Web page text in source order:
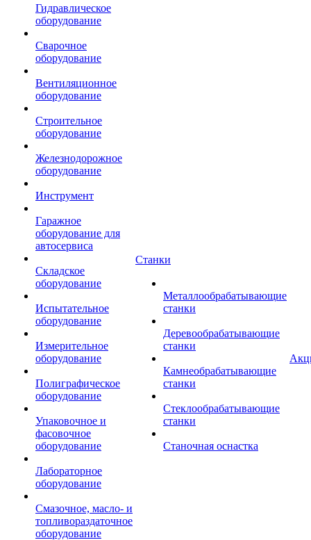
Гидравлическое
оборудование
Сварочное
оборудование
Вентиляционное
оборудование
Строительное
оборудование
Железнодорожное
оборудование
Инструмент
Гаражное
оборудование для
автосервиса
Складское
оборудование
Испытательное
оборудование
Измерительное
оборудование
Полиграфическое
оборудование
Упаковочное и
фасовочное
оборудование
Лабораторное
оборудование
Смазочное, масло- и
топливораздаточное
оборудование
Станки
Металлообрабатывающие
станки
Деревообрабатывающие
станки
Камнеобрабатывающие
станки
Стеклообрабатывающие
станки
Станочная оснастка